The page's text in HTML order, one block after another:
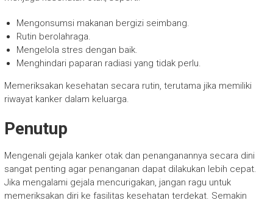
Mengonsumsi makanan bergizi seimbang.
Rutin berolahraga.
Mengelola stres dengan baik.
Menghindari paparan radiasi yang tidak perlu.
Memeriksakan kesehatan secara rutin, terutama jika memiliki
riwayat kanker dalam keluarga.
Penutup
Mengenali gejala kanker otak dan penanganannya secara dini
sangat penting agar penanganan dapat dilakukan lebih cepat.
Jika mengalami gejala mencurigakan, jangan ragu untuk
memeriksakan diri ke fasilitas kesehatan terdekat. Semakin